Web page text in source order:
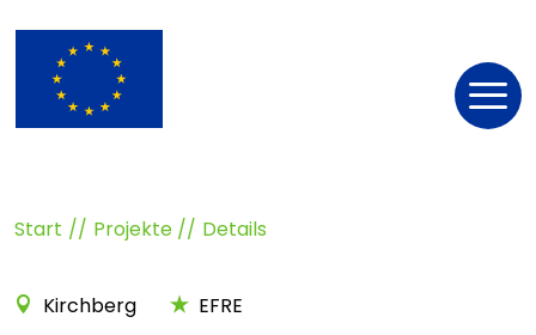
Start Projekte Details
Kirchberg EFRE